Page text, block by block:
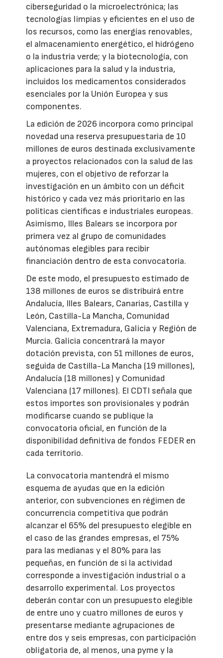
ciberseguridad o la microelectrónica; las
tecnologías limpias y eficientes en el uso de
los recursos, como las energías renovables,
el almacenamiento energético, el hidrógeno
o la industria verde; y la biotecnología, con
aplicaciones para la salud y la industria,
incluidos los medicamentos considerados
esenciales por la Unión Europea y sus
componentes.
La edición de 2026 incorpora como principal
novedad una reserva presupuestaria de 10
millones de euros destinada exclusivamente
a proyectos relacionados con la salud de las
mujeres, con el objetivo de reforzar la
investigación en un ámbito con un déficit
histórico y cada vez más prioritario en las
políticas científicas e industriales europeas.
Asimismo, Illes Balears se incorpora por
primera vez al grupo de comunidades
autónomas elegibles para recibir
financiación dentro de esta convocatoria.
De este modo, el presupuesto estimado de
138 millones de euros se distribuirá entre
Andalucía, Illes Balears, Canarias, Castilla y
León, Castilla-La Mancha, Comunidad
Valenciana, Extremadura, Galicia y Región de
Murcia. Galicia concentrará la mayor
dotación prevista, con 51 millones de euros,
seguida de Castilla-La Mancha (19 millones),
Andalucía (18 millones) y Comunidad
Valenciana (17 millones). El CDTI señala que
estos importes son provisionales y podrán
modificarse cuando se publique la
convocatoria oficial, en función de la
disponibilidad definitiva de fondos FEDER en
cada territorio.
La convocatoria mantendrá el mismo
esquema de ayudas que en la edición
anterior, con subvenciones en régimen de
concurrencia competitiva que podrán
alcanzar el 65% del presupuesto elegible en
el caso de las grandes empresas, el 75%
para las medianas y el 80% para las
pequeñas, en función de si la actividad
corresponde a investigación industrial o a
desarrollo experimental. Los proyectos
deberán contar con un presupuesto elegible
de entre uno y cuatro millones de euros y
presentarse mediante agrupaciones de
entre dos y seis empresas, con participación
obligatoria de, al menos, una pyme y la